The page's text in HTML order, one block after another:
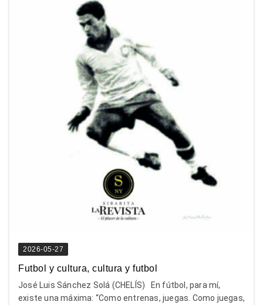
2026-05-27
Futbol y cultura, cultura y futbol
José Luis Sánchez Solá (CHELÍS) En fútbol, para mí,
existe una máxima: “Como entrenas, juegas. Como juegas,